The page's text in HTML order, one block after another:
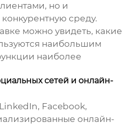
но и
среду.
можно увидеть, какие
наибольшим
наиболее
сетей и онлайн-
Facebook,
онлайн-